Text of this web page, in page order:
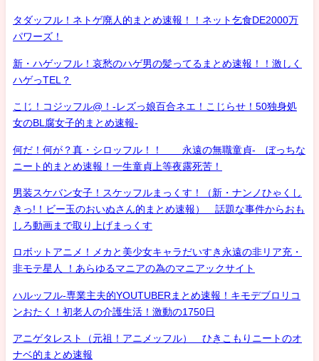
タダッフル！ネトゲ廃人的まとめ速報！！ネット乞食DE2000万
パワーズ！
新・ハゲッフル！哀愁のハゲ男の髪ってるまとめ速報！！激しく
ハゲっTEL？
こじ！コジッフル@！-レズっ娘百合ネエ！こじらせ！50独身処
女のBL腐女子的まとめ速報-
何だ！何が？真・シロッフル！！ 永遠の無職童貞- ぼっちな
ニート的まとめ速報！一生童貞上等夜露死苦！
男装スケバン女子！スケッフルまっくす！（新・ナンノひゃくし
きっ!！ビー玉のおいぬさん的まとめ速報） 話題な事件からおも
しろ動画まで取り上げまっくす
ロボットアニメ！メカと美少女キャラだいすき永遠の非リア充・
非モテ星人 ！あらゆるマニアの為のマニアックサイト
ハルッフル-専業主夫的YOUTUBERまとめ速報！キモデブロリコ
ンおたく！初老人の介護生活！激動の1750日
アニゲタレスト（元祖！アニメッフル） ひきこもりニートのオ
ナベ的まとめ速報